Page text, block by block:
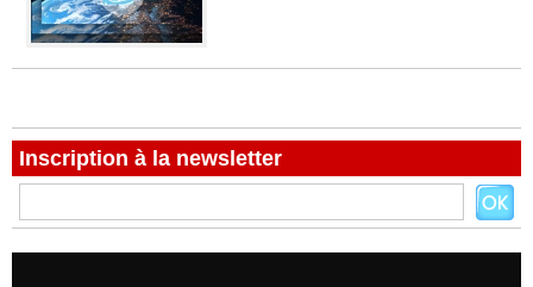
Inscription à la newsletter